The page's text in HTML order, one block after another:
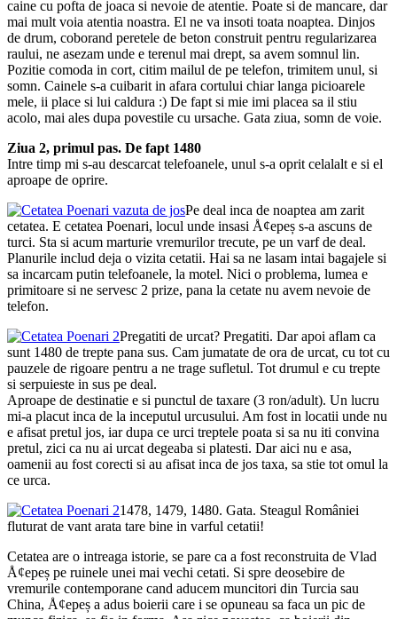
caine cu pofta de joaca si nevoie de atentie. Poate si de mancare, dar
mai mult voia atentia noastra. El ne va insoti toata noaptea. Dinjos
de drum, coborand peretele de beton construit pentru regularizarea
raului, ne asezam unde e terenul mai drept, sa avem somnul lin.
Pozitie comoda in cort, citim mailul de pe telefon, trimitem unul, si
somn. Cainele s-a cuibarit in afara cortului chiar langa picioarele
mele, ii place si lui caldura :) De fapt si mie imi placea sa il stiu
acolo, mai ales dupa povestile cu ursache. Gata ziua, somn de voie.
Ziua 2, primul pas. De fapt 1480
Intre timp mi s-au descarcat telefoanele, unul s-a oprit celalalt e si el
aproape de oprire.
Pe deal inca de noaptea am zarit
cetatea. E cetatea Poenari, locul unde insasi Å¢epeș s-a ascuns de
turci. Sta si acum marturie vremurilor trecute, pe un varf de deal.
Planurile includ deja o vizita cetatii. Hai sa ne lasam intai bagajele si
sa incarcam putin telefoanele, la motel. Nici o problema, lumea e
primitoare si ne servesc 2 prize, pana la cetate nu avem nevoie de
telefon.
Pregatiti de urcat? Pregatiti. Dar apoi aflam ca
sunt 1480 de trepte pana sus. Cam jumatate de ora de urcat, cu tot cu
pauzele de rigoare pentru a ne trage sufletul. Tot drumul e cu trepte
si serpuieste in sus pe deal.
Aproape de destinatie e si punctul de taxare (3 ron/adult). Un lucru
mi-a placut inca de la inceputul urcusului. Am fost in locatii unde nu
e afisat pretul jos, iar dupa ce urci treptele poata si sa nu iti convina
pretul, zici ca nu ai urcat degeaba si platesti. Dar aici nu e asa,
oamenii au fost corecti si au afisat inca de jos taxa, sa stie tot omul la
ce urca.
1478, 1479, 1480. Gata. Steagul României
fluturat de vant arata tare bine in varful cetatii!
Cetatea are o intreaga istorie, se pare ca a fost reconstruita de Vlad
Å¢epeș pe ruinele unei mai vechi cetati. Si spre deosebire de
vremurile contemporane cand aducem muncitori din Turcia sau
China, Å¢epeș a adus boierii care i se opuneau sa faca un pic de